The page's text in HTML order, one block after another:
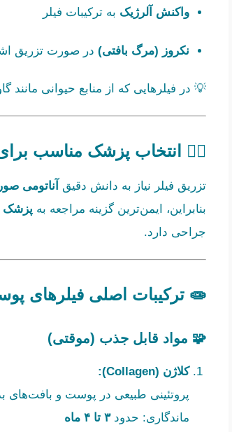
واکنش آلرژیک به ترکیبات فیلر
نکروز (مرگ بافتی) در صورت تزریق
💡 در فیلرهایی که از منابع حیوانی مانند
👩‍⚕️ انتخاب پزشک مناسب برای
تزریق فیلر نیاز به دانش دقیق آناتومی
بنابراین، ایمن‌ترین گزینه مراجعه به پزشک
جراحی دارد.
🧫 ترکیبات اصلی فیلرهای
🧩 مواد قابل جذب (موقتی)
کلاژن (Collagen):
پروتئینی طبیعی در پوست و بافت‌های
ماندگاری: حدود۳ تا ۴ ماه